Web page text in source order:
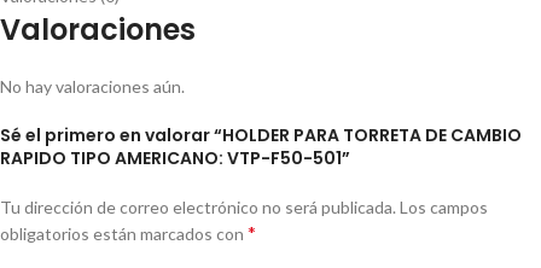
Valoraciones
No hay valoraciones aún.
Sé el primero en valorar “HOLDER PARA TORRETA DE CAMBIO
RAPIDO TIPO AMERICANO: VTP-F50-501”
Tu dirección de correo electrónico no será publicada. Los campos
obligatorios están marcados con *